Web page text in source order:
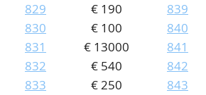
829
€ 190
830
€ 100
831
€ 13000
832
€ 540
833
€ 250
839
840
841
842
843